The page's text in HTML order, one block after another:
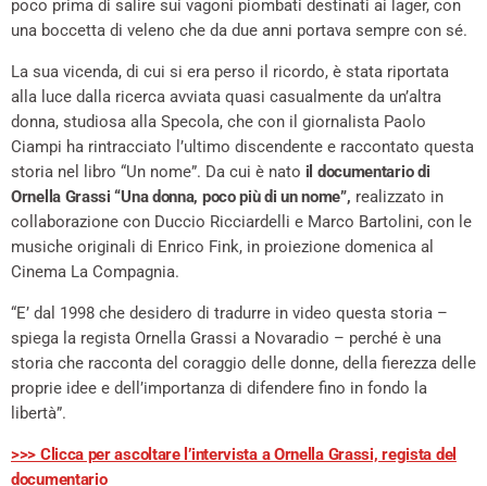
poco prima di salire sui vagoni piombati destinati ai lager, con
una boccetta di veleno che da due anni portava sempre con sé.
La sua vicenda, di cui si era perso il ricordo, è stata riportata
alla luce dalla ricerca avviata quasi casualmente da un’altra
donna, studiosa alla Specola, che con il giornalista Paolo
Ciampi ha rintracciato l’ultimo discendente e raccontato questa
storia nel libro “Un nome”. Da cui è nato il documentario di
Ornella Grassi “Una donna, poco più di un nome”, realizzato in
collaborazione con Duccio Ricciardelli e Marco Bartolini, con le
musiche originali di Enrico Fink, in proiezione domenica al
Cinema La Compagnia.
“E’ dal 1998 che desidero di tradurre in video questa storia –
spiega la regista Ornella Grassi a Novaradio – perché è una
storia che racconta del coraggio delle donne, della fierezza delle
proprie idee e dell’importanza di difendere fino in fondo la
libertà”.
>>> Clicca per ascoltare l’intervista a Ornella Grassi, regista del
documentario